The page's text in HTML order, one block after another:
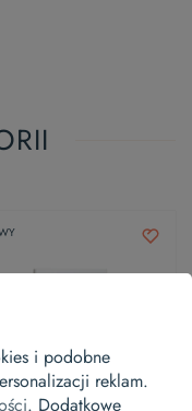
i podobne
reklam.
. Dodatkowe